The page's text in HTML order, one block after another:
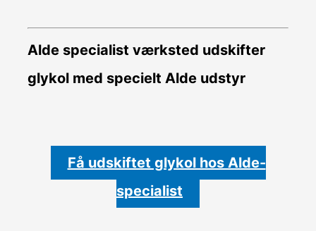
Alde specialist værksted udskifter
glykol med specielt Alde udstyr
Få udskiftet glykol hos Alde-
specialist